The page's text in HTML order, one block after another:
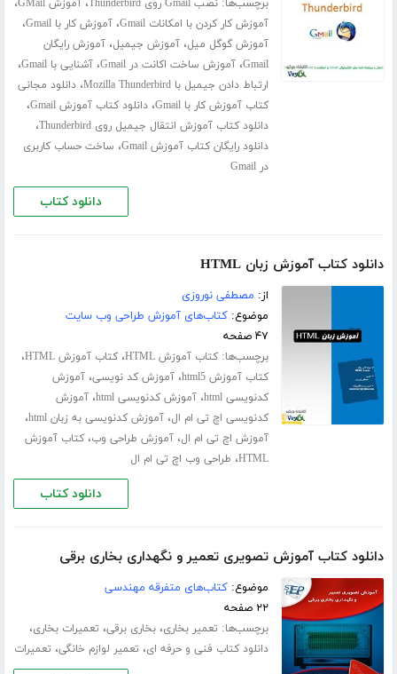
برچسب‌ها:نصب Gmail روی Thunderbird ،آموزش GMail ،
آموزش کار کردن با امکانات Gmail ،آموزش کار با Gmail ،
آموزش گوگل میل،آموزش جیمیل،آموزش رایگان
Gmail،آموزش ساخت اکانت در Gmail ،آشنایی با Gmail ،
ارتباط دادن جیمیل با Mozilla Thunderbird ،دانلود مجانی
کتاب آموزش کار با Gmail
،دانلود کتاب آموزش Gmail ،
دانلود کتاب آموزش انتقال جیمیل روی Thunderbird ،
دانلود رایگان کتاب آموزش Gmail ، ساخت حساب کاربری
در Gmail
دانلود کتاب
دانلود کتاب آموزش زبان HTML
از: مصطفی نوروزی
موضوع:کتاب‌های آموزش طراحی وب سایت
۴۷ صفحه
برچسب‌ها:کتاب آموزش HTML ،کتاب آموزش HTML ،
کتاب آموزش html5 ،آموزش کد نویسی،آموزش
کدنویسی html
،آموزش کدنویسی html ،آموزش
کدنویسی اچ تی ام ال،آموزش کدنویسی به زبان html ،
آموزش اچ تی ام ال،آموزش طراحی وب،کتاب آموزش
HTML، طراحی وب اچ تی ام ال
دانلود کتاب
دانلود کتاب آموزش تصویری تعمیر و نگهداری بخاری برقی
موضوع:کتاب‌های متفرقه مهندسی
۲۲ صفحه
برچسب‌ها: تعمیر بخاری،بخاری برقی، تعمیرات بخاری،
دانلود کتاب فنی و حرفه ای، تعمیر لوازم خانگی، تعمیرات